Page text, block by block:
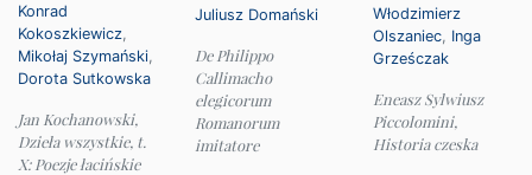
Konrad
Kokoszkiewicz,
Mikołaj Szymański,
Dorota Sutkowska
Jan Kochanowski,
Dzieła wszystkie, t.
X: Poezje łacińskie
Juliusz Domański
De Philippo
Callimacho
elegicorum
Romanorum
imitatore
Włodzimierz
Olszaniec, Inga
Grześczak
Eneasz Sylwiusz
Piccolomini,
Historia czeska